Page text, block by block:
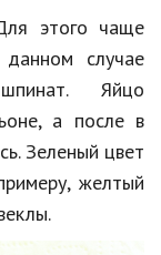
этого чаще
случае
Яйцо
а после в
Зеленый цвет
желтый